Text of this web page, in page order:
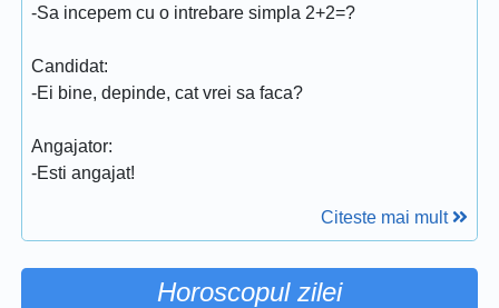
-Sa incepem cu o intrebare simpla 2+2=?
Candidat:
-Ei bine, depinde, cat vrei sa faca?
Angajator:
-Esti angajat!
Citeste mai mult
Horoscopul zilei